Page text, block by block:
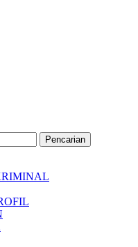
Pencarian